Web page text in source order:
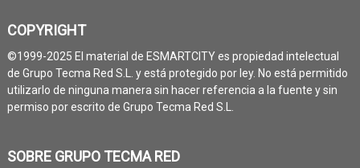
COPYRIGHT
©1999-2025 El material de ESMARTCITY es propiedad intelectual
de Grupo Tecma Red S.L. y está protegido por ley. No está permitido
utilizarlo de ninguna manera sin hacer referencia a la fuente y sin
permiso por escrito de Grupo Tecma Red S.L.
SOBRE GRUPO TECMA RED